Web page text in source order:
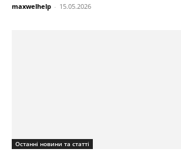
maxwelhelp - 15.05.2026
Останні новини та статті